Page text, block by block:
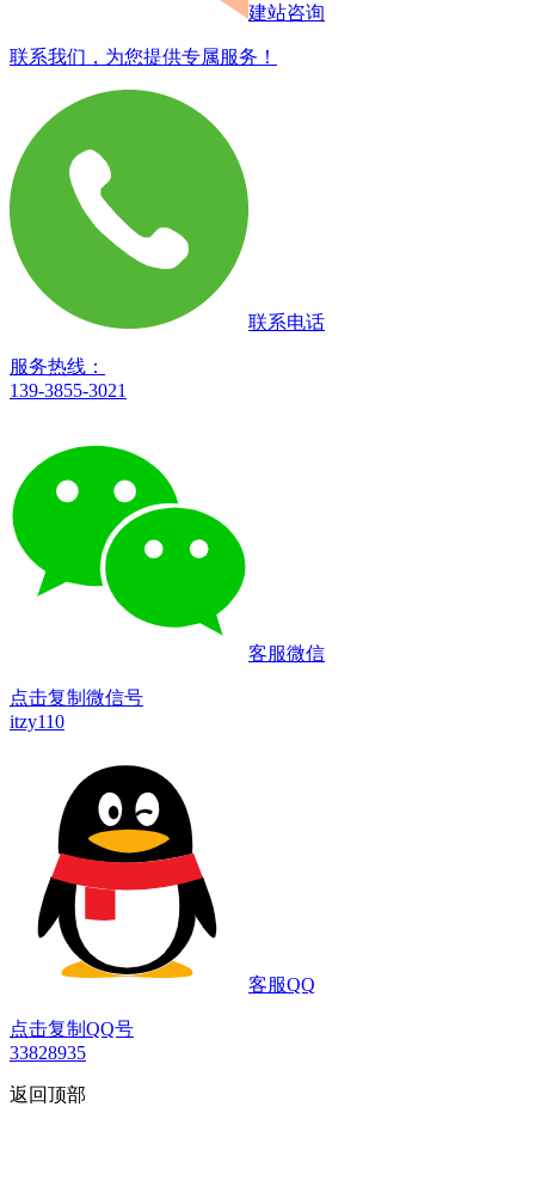
建站咨询
联系我们，为您提供专属服务！
联系电话
服务热线：
139-3855-3021
客服微信
点击复制微信号
itzy110
客服QQ
点击复制QQ号
33828935
返回顶部